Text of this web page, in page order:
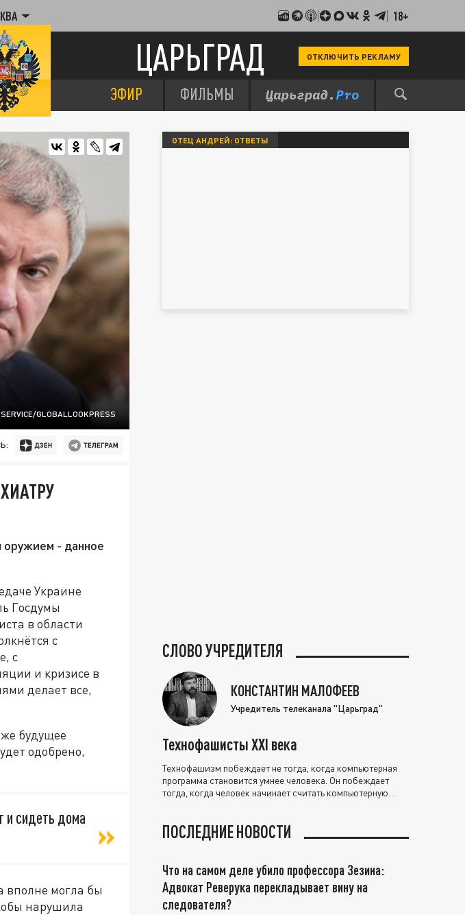
18+
ЦАРЬГРАД ОТКЛЮЧИТЬ РЕКЛАМУ
ЭФИР ФИЛЬМЫ
GLOBALLOOKPRESS
оружием - данное
Украине
Госдумы
в области
с
с
и кризисе в
делает все,
будущее
одобрено,
и сидеть дома
вполне могла бы
нарушила
ОТЕЦ АНДРЕЙ: ОТВЕТЫ
СЛОВО УЧРЕДИТЕЛЯ
КОНСТАНТИН МАЛОФЕЕВ
Учредитель телеканала "Царьград"
Технофашисты XXI века
Технофашизм побеждает не тогда, когда компьютерная
программа становится умнее человека. Он побеждает
тогда, когда человек начинает считать компьютерную
ПОСЛЕДНИЕ НОВОСТИ
Что на самом деле убило профессора Зезина:
Адвокат Реверука перекладывает вину на
следователя?